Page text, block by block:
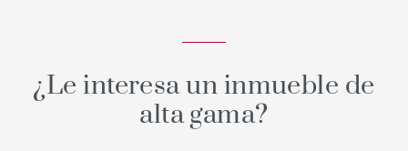
¿Le interesa un inmueble de
alta gama?